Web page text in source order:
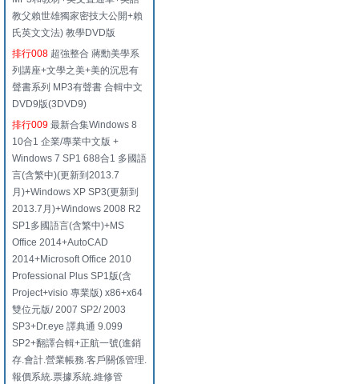
教父賴世雄獨家密技大公開+賴
氏英文文法) 教學DVD版
排行008 超強整合 蔣勳美學系
列講座+文學之美+美的沉思有
聲書系列 MP3有聲書 合輯中文
DVD9版(3DVD9)
排行009 最新合集Windows 8
10合1 企業/專業中文版 +
Windows 7 SP1 688合1 多國語
言(含繁中)(更新到2013.7
月)+Windows XP SP3(更新到
2013.7月)+Windows 2008 R2
SP1多國語言(含繁中)+MS
Office 2014+AutoCAD
2014+Microsoft Office 2010
Professional Plus SP1版(含
Project+visio 專業版) x86+x64
雙位元版/ 2007 SP2/ 2003
SP3+Dr.eye 譯典通 9.099
SP2+翻譯合輯+正航一號(進銷
存.會計.營業帳務.客戶關係管理.
報價系統.票據系統.維修管